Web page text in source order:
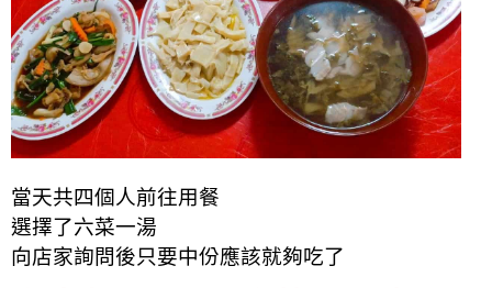
當天共四個人前往用餐
選擇了六菜一湯
向店家詢問後只要中份應該就夠吃了